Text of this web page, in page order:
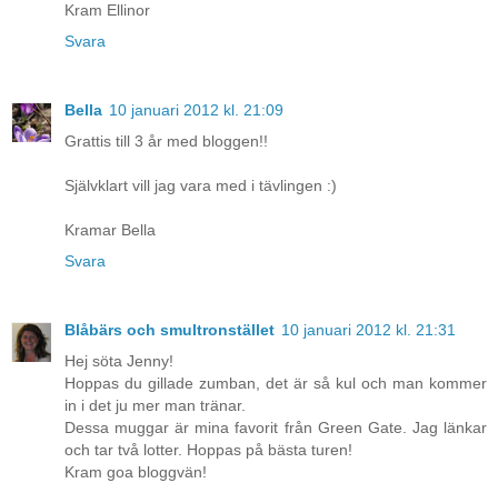
Kram Ellinor
Svara
Bella 10 januari 2012 kl. 21:09
Grattis till 3 år med bloggen!!
Självklart vill jag vara med i tävlingen :)
Kramar Bella
Svara
Blåbärs och smultronstället 10 januari 2012 kl. 21:31
Hej söta Jenny!
Hoppas du gillade zumban, det är så kul och man kommer
in i det ju mer man tränar.
Dessa muggar är mina favorit från Green Gate. Jag länkar
och tar två lotter. Hoppas på bästa turen!
Kram goa bloggvän!